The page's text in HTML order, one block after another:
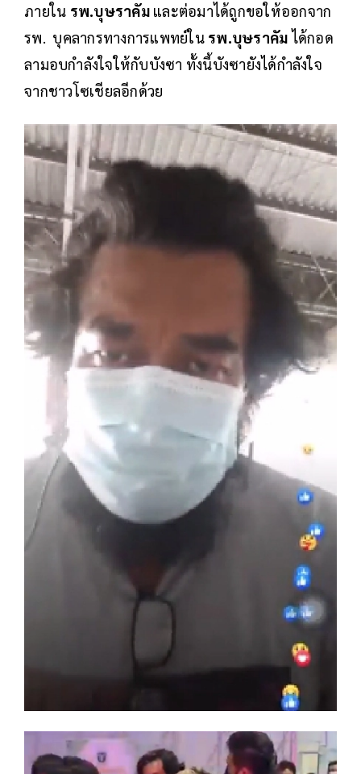
ภายใน รพ.บุษราคัมและต่อมาได้ถูกขอให้ออกจาก
รพ. บุคลากรทางการแพทย์ในรพ.บุษราคัม ได้กอด
ลามอบกำลังใจให้กับบังซา ทั้งนี้บังซายังได้กำลังใจ
จากชาวโซเชียลอีกด้วย